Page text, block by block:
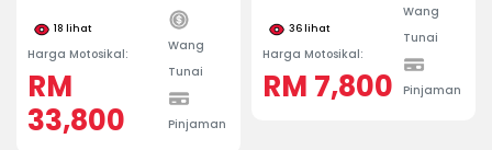
18 lihat
Harga Motosikal:
RM
33,800
Wang
Tunai
Pinjaman
36lihat
Harga Motosikal:
RM 7,800
Wang
Tunai
Pinjaman